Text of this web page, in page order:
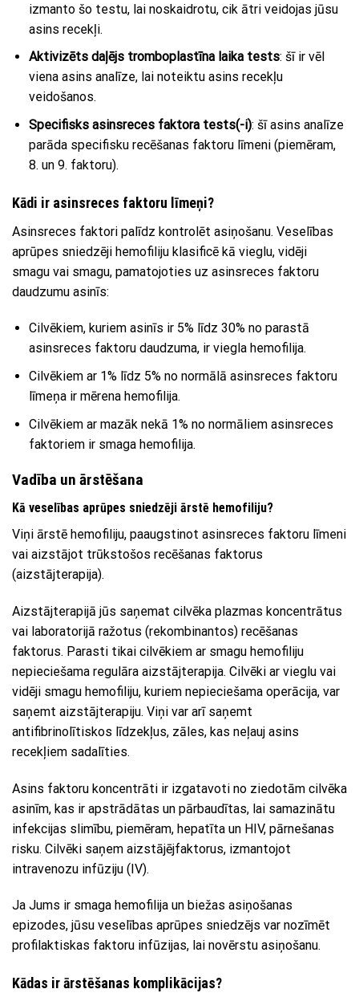
izmanto šo testu, lai noskaidrotu, cik ātri veidojas jūsu
asins recekļi.
Aktivizēts daļējs tromboplastīna laika tests: šī ir vēl
viena asins analīze, lai noteiktu asins recekļu
veidošanos.
Specifisks asinsreces faktora tests(-i): šī asins analīze
parāda specifisku recēšanas faktoru līmeni (piemēram,
8. un 9. faktoru).
Kādi ir asinsreces faktoru līmeņi?
Asinsreces faktori palīdz kontrolēt asiņošanu. Veselības
aprūpes sniedzēji hemofiliju klasificē kā vieglu, vidēji
smagu vai smagu, pamatojoties uz asinsreces faktoru
daudzumu asinīs:
Cilvēkiem, kuriem asinīs ir 5% līdz 30% no parastā
asinsreces faktoru daudzuma, ir viegla hemofilija.
Cilvēkiem ar 1% līdz 5% no normālā asinsreces faktoru
līmeņa ir mērena hemofilija.
Cilvēkiem ar mazāk nekā 1% no normāliem asinsreces
faktoriem ir smaga hemofilija.
Vadība un ārstēšana
Kā veselības aprūpes sniedzēji ārstē hemofiliju?
Viņi ārstē hemofiliju, paaugstinot asinsreces faktoru līmeni
vai aizstājot trūkstošos recēšanas faktorus
(aizstājterapija).
Aizstājterapijā jūs saņemat cilvēka plazmas koncentrātus
vai laboratorijā ražotus (rekombinantos) recēšanas
faktorus. Parasti tikai cilvēkiem ar smagu hemofiliju
nepieciešama regulāra aizstājterapija. Cilvēki ar vieglu vai
vidēji smagu hemofiliju, kuriem nepieciešama operācija, var
saņemt aizstājterapiju. Viņi var arī saņemt
antifibrinolītiskos līdzekļus, zāles, kas neļauj asins
recekļiem sadalīties.
Asins faktoru koncentrāti ir izgatavoti no ziedotām cilvēka
asinīm, kas ir apstrādātas un pārbaudītas, lai samazinātu
infekcijas slimību, piemēram, hepatīta un HIV, pārnešanas
risku. Cilvēki saņem aizstājējfaktorus, izmantojot
intravenozu infūziju (IV).
Ja Jums ir smaga hemofilija un biežas asiņošanas
epizodes, jūsu veselības aprūpes sniedzējs var nozīmēt
profilaktiskas faktoru infūzijas, lai novērstu asiņošanu.
Kādas ir ārstēšanas komplikācijas?